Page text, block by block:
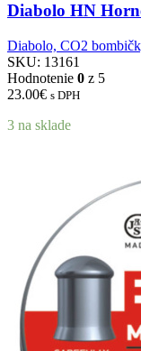
Diabolo HN
Diabolo, CO2
SKU: 13161
Hodnotenie 0 z 5
23.00€ s DPH
3 na sklade